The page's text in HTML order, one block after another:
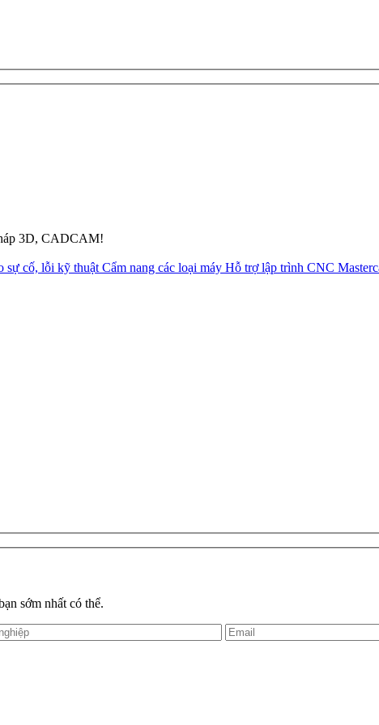
3D, CADCAM!
sự cố, lỗi kỹ thuật Cẩm nang các loại máy Hỗ trợ lập trình CNC
sớm nhất có thể.